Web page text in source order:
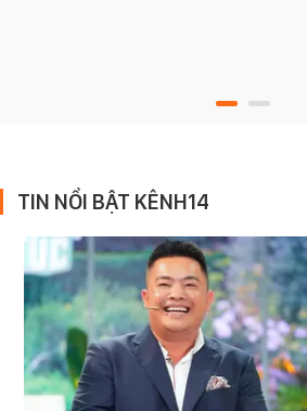
TIN NỔI BẬT KÊNH14